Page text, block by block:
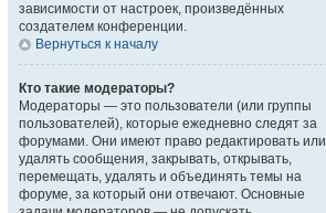
зависимости от настроек, произведённых
создателем конференции.
Вернуться к началу
Кто такие модераторы?
Модераторы — это пользователи (или группы
пользователей), которые ежедневно следят за
форумами. Они имеют право редактировать или
удалять сообщения, закрывать, открывать,
перемещать, удалять и объединять темы на
форуме, за который они отвечают. Основные